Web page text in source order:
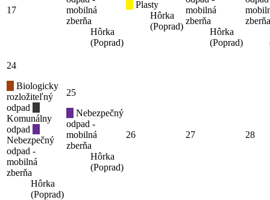
17
mobilná
zberňa
Hôrka
(Poprad)
Plasty
Hôrka
(Poprad)
mobilná
zberňa
Hôrka
(Poprad)
zberňa
24
Biologicky
rozložiteľný
odpad
Komunálny
odpad
Nebezpečný
odpad -
mobilná
zberňa
Hôrka
(Poprad)
25
Nebezpečný
odpad -
mobilná
zberňa
Hôrka
(Poprad)
26 27 28